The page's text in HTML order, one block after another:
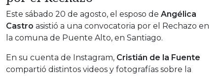
Este sábado 20 de agosto, el esposo de Angélica
Castro asistió a una convocatoria por el Rechazo en
la comuna de Puente Alto, en Santiago.
En su cuenta de Instagram, Cristián de la Fuente
compartió distintos videos y fotografías sobre la